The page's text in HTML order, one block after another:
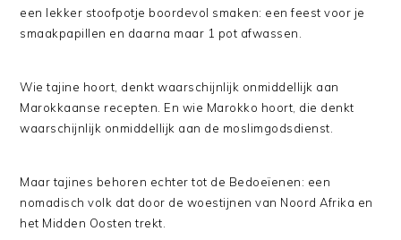
een lekker stoofpotje boordevol smaken: een feest voor je
smaakpapillen en daarna maar 1 pot afwassen.
Wie tajine hoort, denkt waarschijnlijk onmiddellijk aan
Marokkaanse recepten. En wie Marokko hoort, die denkt
waarschijnlijk onmiddellijk aan de moslimgodsdienst.
Maar tajines behoren echter tot de Bedoeïenen: een
nomadisch volk dat door de woestijnen van Noord Afrika en
het Midden Oosten trekt.